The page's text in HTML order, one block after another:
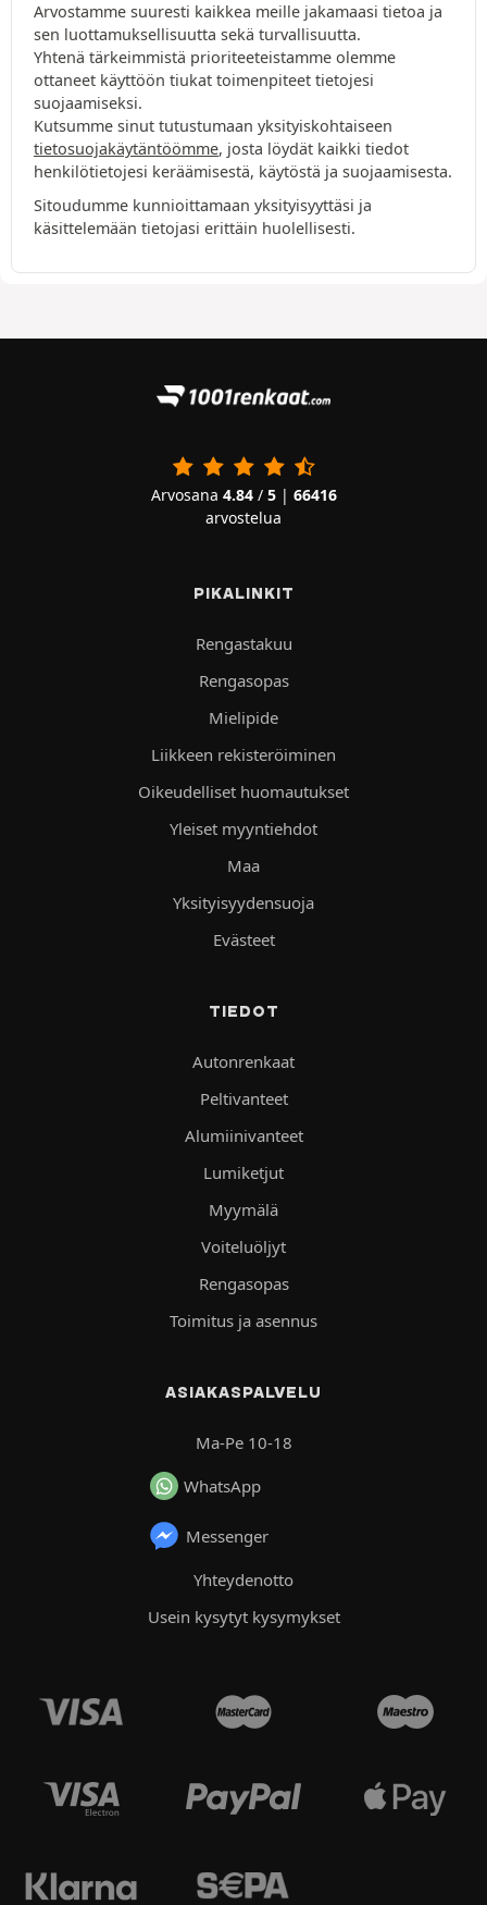
Arvostamme suuresti kaikkea meille jakamaasi tietoa ja
sen luottamuksellisuutta sekä turvallisuutta.
Yhtenä tärkeimmistä prioriteeteistamme olemme
ottaneet käyttöön tiukat toimenpiteet tietojesi
suojaamiseksi.
Kutsumme sinut tutustumaan yksityiskohtaiseen
tietosuojakäytäntöömme, josta löydät kaikki tiedot
henkilötietojesi keräämisestä, käytöstä ja suojaamisesta.
Sitoudumme kunnioittamaan yksityisyyttäsi ja
käsittelemään tietojasi erittäin huolellisesti.
Arvosana 4.84/ 5| 66416
arvostelua
PIKALINKIT
Rengastakuu
Rengasopas
Mielipide
Liikkeen rekisteröiminen
Oikeudelliset huomautukset
Yleiset myyntiehdot
Maa
Yksityisyydensuoja
Evästeet
TIEDOT
Autonrenkaat
Peltivanteet
Alumiinivanteet
Lumiketjut
Myymälä
Voiteluöljyt
Rengasopas
Toimitus ja asennus
ASIAKASPALVELU
Ma-Pe 10-18
WhatsApp
Messenger
Yhteydenotto
Usein kysytyt kysymykset